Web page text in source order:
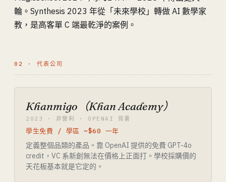
輪。Synthesis 2023 年從「未來學校」轉做 AI 數學家
教，是高客單 C 端最乾淨的案例。
02 · 代表公司
Khanmigo（Khan Academy）
2023 · 非營利 · OPENAI 背書
學生免費 / 學區 ~$60 一年
定義整個品類的產品。靠 OpenAI 提供的免費 GPT-4o
credit，VC 系新創無法在價格上正面打。學校採購價的
天花板基本就是它定的。